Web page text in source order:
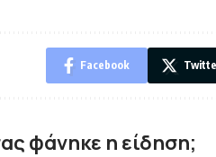
Facebook
φάνηκε η είδηση;